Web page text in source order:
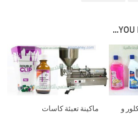
YOU
ماكينة تعبئة كاسات
و